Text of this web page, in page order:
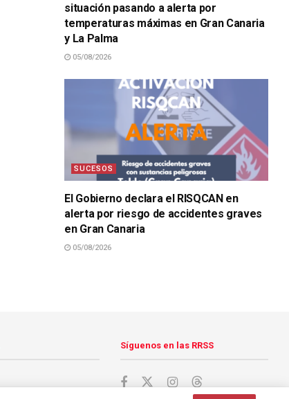
situación pasando a alerta por
temperaturas máximas en Gran Canaria
y La Palma
05/08/2026
SUCESOS
El Gobierno declara el RISQCAN en
alerta por riesgo de accidentes graves
en Gran Canaria
05/08/2026
Síguenos en las RRSS